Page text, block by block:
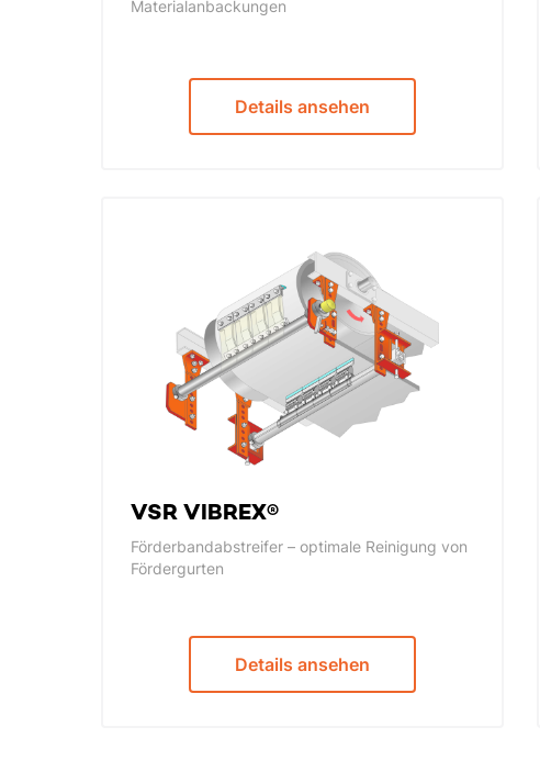
Materialanbackungen
Details ansehen
VSR VIBREX®
Förderbandabstreifer – optimale Reinigung von
Fördergurten
Details ansehen